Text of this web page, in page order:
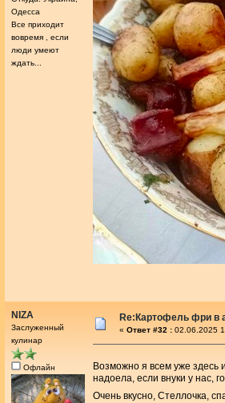
Одесса
Все приходит
вовремя , если
люди умеют
ждать...
NIZA
Заслуженный
кулинар
Офлайн
Re:Картофель фри в
« Ответ #32 : 02.06.2025
Возможно я всем уже
надоела, если внуки у нас,
Очень вкусно, Стеллочка,